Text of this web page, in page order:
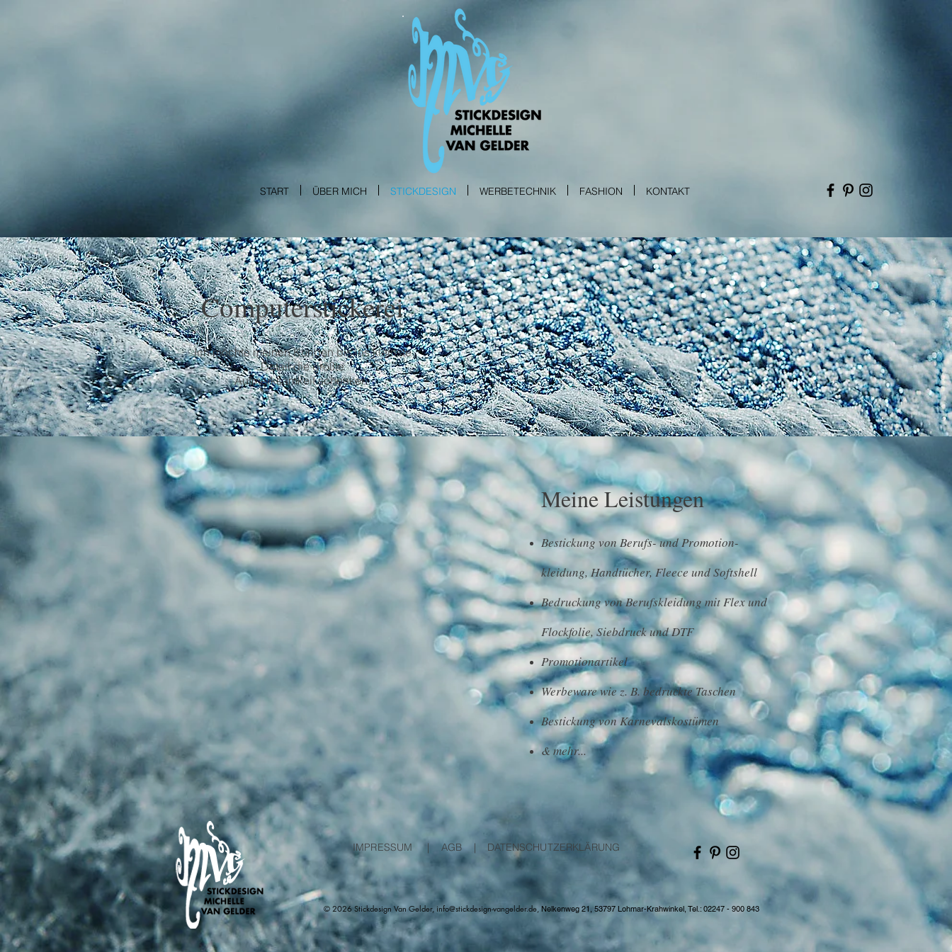
START ÜBER MICH STICKDESIGN WERBETECHNIK FASHION KONTAKT
Computerstickerei
Ich möchte meinen Kunden bis ins kleinste
Detail die größte
Aufmerksamkeit schenken.
Meine Leistungen
Bestickung von Berufs- und Promotion-
kleidung, Handtücher, Fleece und Softshell
Bedruckung von Berufskleidung mit Flex und
Flockfolie, Siebdruck und DTF
Promotionartikel
Werbeware wie z. B. bedruckte Taschen
Bestickung von Karnevalskostümen
& mehr...
© 2026 Stickdesign Van Gelder, info@stickdesign-vangelder.de, Nelkenweg 21, 53797 Lohmar-Krahwinkel, Tel.: 02247 - 900 843
IMPRESSUM | AGB | DATENSCHUTZERKLÄRUNG